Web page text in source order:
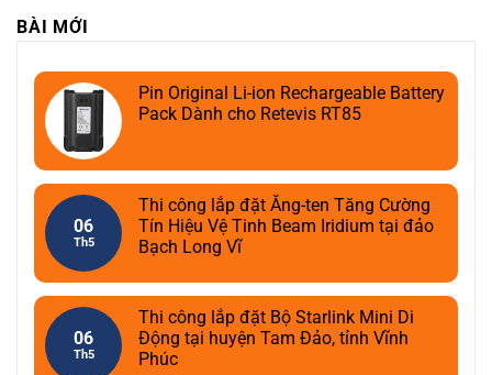
BÀI MỚI
Pin Original Li-ion Rechargeable Battery
Pack Dành cho Retevis RT85
06
Th5
Thi công lắp đặt Ăng-ten Tăng Cường
Tín Hiệu Vệ Tinh Beam Iridium tại đảo
Bạch Long Vĩ
06
Th5
Thi công lắp đặt Bộ Starlink Mini Di
Động tại huyện Tam Đảo, tỉnh Vĩnh
Phúc